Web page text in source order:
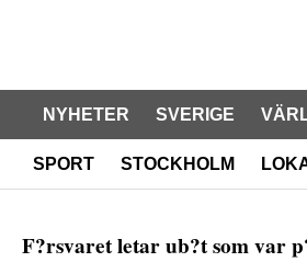
NYHETER SVERIGE
SPORT STOCKHOLM
F?rsvaret letar ub?t som var